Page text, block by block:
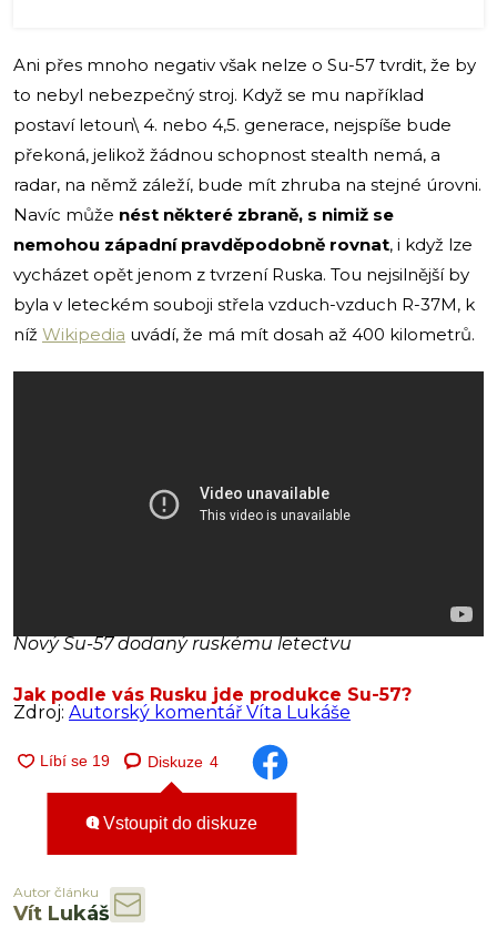
Ani přes mnoho negativ však nelze o Su-57 tvrdit, že by
to nebyl nebezpečný stroj. Když se mu například
postaví letoun\ 4. nebo 4,5. generace, nejspíše bude
překoná, jelikož žádnou schopnost stealth nemá, a
radar, na němž záleží, bude mít zhruba na stejné úrovni.
Navíc může nést některé zbraně, s nimiž se
nemohou západní pravděpodobně rovnat, i když lze
vycházet opět jenom z tvrzení Ruska. Tou nejsilnější by
byla v leteckém souboji střela vzduch-vzduch R-37M, k
níž Wikipedia uvádí, že má mít dosah až 400 kilometrů.
Nový Su-57 dodaný ruskému letectvu
Jak podle vás Rusku jde produkce Su-57?
Zdroj: Autorský komentář Víta Lukáše
Diskuze 4
Vstoupit do diskuze
Autor článku
Vít Lukáš